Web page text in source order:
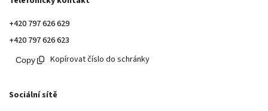
+420 797 626 629
+420 797 626 623
Kopírovat číslo do schránky
Sociální sítě